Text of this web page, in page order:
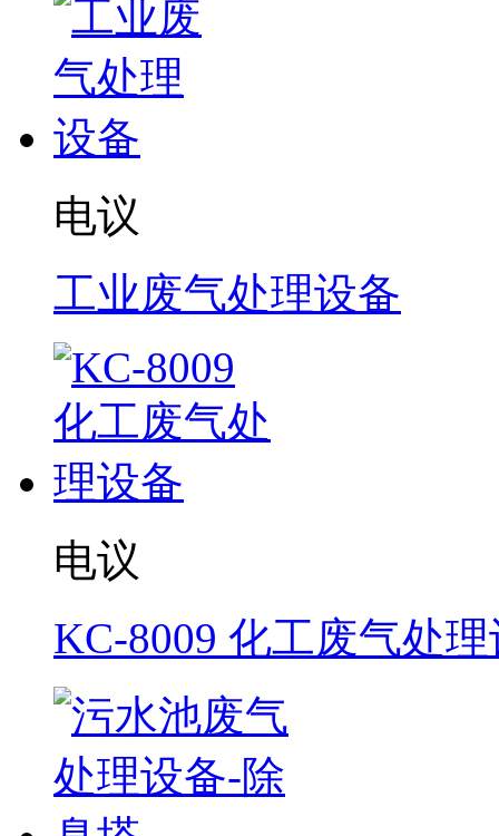
电议
工业废气处理设备
电议
KC-8009 化工废气处